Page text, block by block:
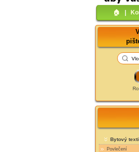
🏠︎
Bytový
Povlečení